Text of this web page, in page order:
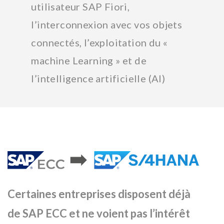
utilisateur SAP Fiori,
l’interconnexion avec vos objets
connectés, l’exploitation du «
machine Learning » et de
l’intelligence artificielle (AI)
Certaines entreprises disposent déjà
de SAP ECC et ne voient pas l’intérêt